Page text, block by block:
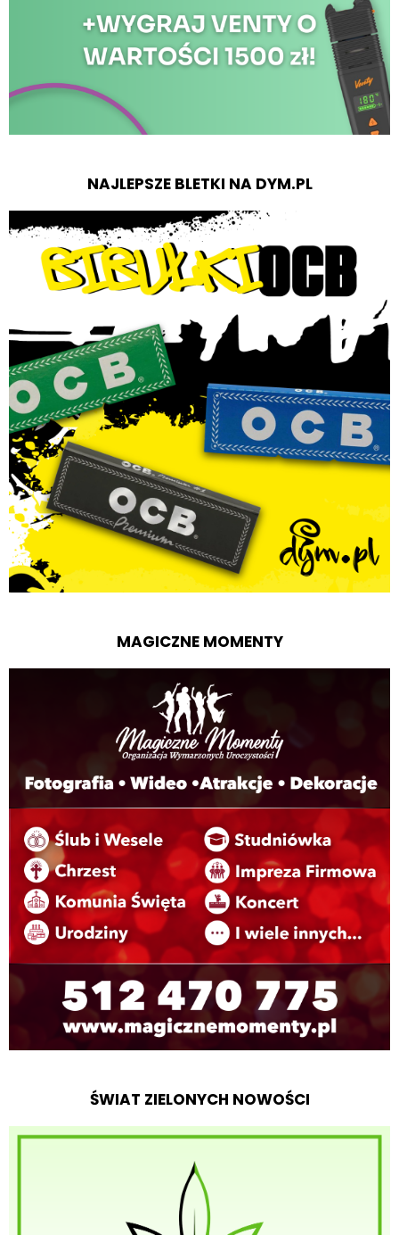
NAJLEPSZE BLETKI NA DYM.PL
MAGICZNE MOMENTY
ŚWIAT ZIELONYCH NOWOŚCI